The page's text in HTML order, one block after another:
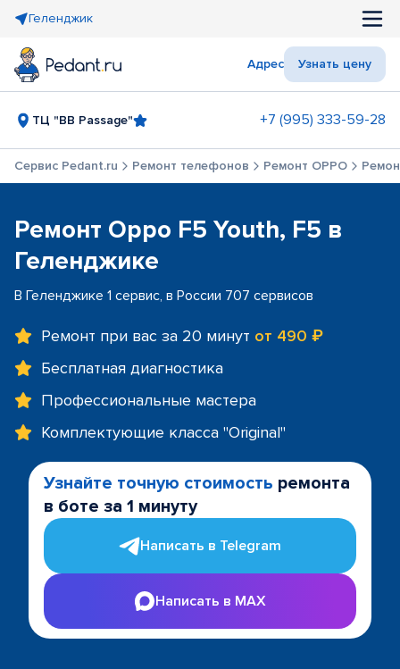
Геленджик
Адрес Узнать цену
ТЦ "BB Passage" +7 (995) 333-59-28
Сервис Pedant.ru Ремонт телефонов Ремонт OPPO
Ремонт Oppo F5 Youth, F5 в
Геленджике
В Геленджике 1 сервис, в России 707 сервисов
Ремонт при вас за 20 минут от 490 ₽
Бесплатная диагностика
Профессиональные мастера
Комплектующие класса "Original"
Узнайте точную стоимость ремонта
в боте за 1 минуту
Написать в Telegram
Написать в MAX